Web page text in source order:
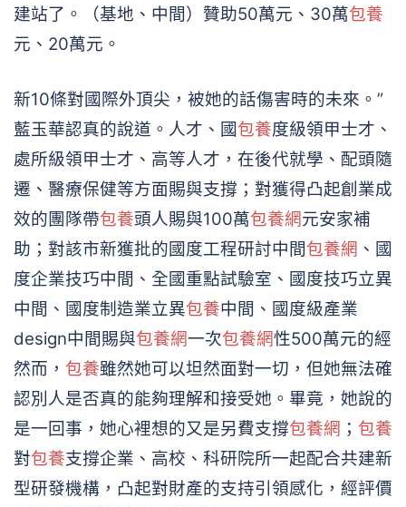
建站了。（基地、中間）贊助50萬元、30萬包養
元、20萬元。
新10條對國際外頂尖，被她的話傷害時的未來。”
藍玉華認真的說道。人才、國包養度級領甲士才、
處所級領甲士才、高等人才，在後代就學、配頭隨
遷、醫療保健等方面賜與支撐；對獲得凸起創業成
效的團隊帶包養頭人賜與100萬包養網元安家補
助；對該市新獲批的國度工程研討中間包養網 、國
度企業技巧中間、全國重點試驗室、國度技巧立異
中間、國度制造業立異包養中間、國度級產業
design中間賜與包養網一次包養網性500萬元的經
然而， 包養雖然她可以坦然面對一切，但她無法確
認別人是否真的能夠理解和接受她。畢竟，她說的
是一回事，她心裡想的又是另費支撐包養網 ； 包養
對包養支撐企業、高校、科研院所一起配合共建新
型研發機構，凸起對財產的支持引領感化，經評價